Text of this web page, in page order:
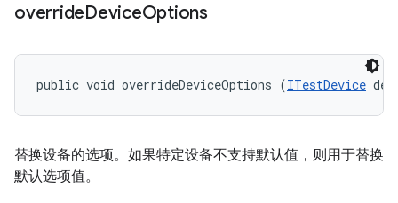
overrideDeviceOptions
public void overrideDeviceOptions (ITestDevice
替换设备的选项。如果特定设备不支持默认值，则用于替换
默认选项值。